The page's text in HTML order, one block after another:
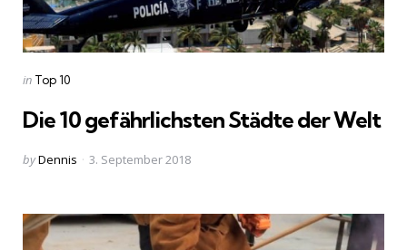
Categories
Posted
in Top 10
Die 10 gefährlichsten Städte der Welt
Posted
byDennis 3. September 2018